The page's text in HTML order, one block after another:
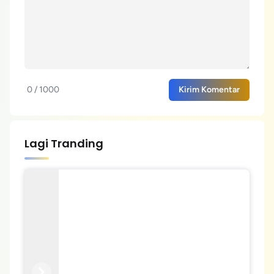
0 / 1000 Kirim Komentar
Lagi Tranding